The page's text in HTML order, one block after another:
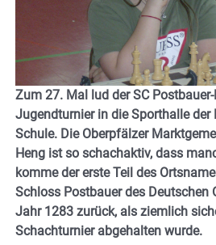
Zum 27. Mal lud der SC
Jugendturnier in die Sporthalle der
Schule. Die Oberpfälzer
Heng ist so schachaktiv, dass
komme der erste Teil des
Schloss Postbauer des Deutschen
Jahr 1283 zurück, als ziemlich
Schachturnier abgehalten wurde.